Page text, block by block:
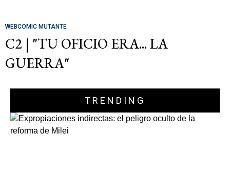
WEBCOMIC MUTANTE
C2 | "TU OFICIO ERA... LA
GUERRA"
TRENDING